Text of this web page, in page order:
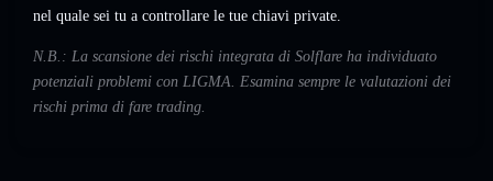
nel quale sei tu a controllare le tue chiavi private.
N.B.: La scansione dei rischi integrata di Solflare ha individuato
potenziali problemi con LIGMA. Esamina sempre le valutazioni dei
rischi prima di fare trading.